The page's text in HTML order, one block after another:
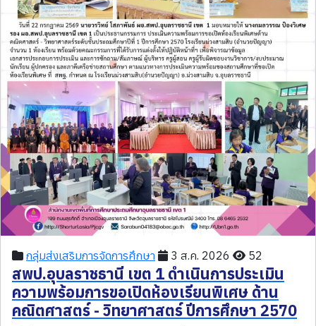
กลุ่มส่งเสริมการจัดการศึกษา 3 ส.ค. 2026 52
สพป.อุบลราชธานี เขต 1 ดำเนินการประเมิน
ความพร้อมการขอเปิดห้องเรียนพิเศษ ด้าน
คณิตศาสตร์ - วิทยาศาสตร์ ปีการศึกษา 2570